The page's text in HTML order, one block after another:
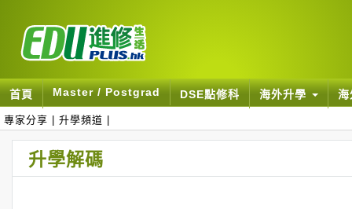
首頁 Master / Postgrad DSE點修科 海外升學
專家分享 升學頻道
升學解碼